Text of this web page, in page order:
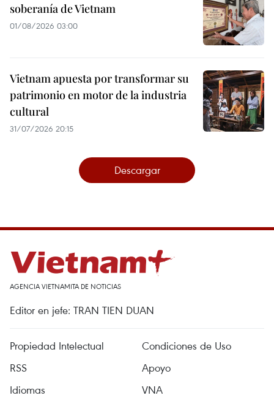
soberanía de Vietnam
01/08/2026 03:00
Vietnam apuesta por transformar su
patrimonio en motor de la industria
cultural
31/07/2026 20:15
Descargar
AGENCIA VIETNAMITA DE NOTICIAS
Editor en jefe: TRAN TIEN DUAN
Propiedad Intelectual
Condiciones de Uso
RSS
Apoyo
Idiomas
VNA